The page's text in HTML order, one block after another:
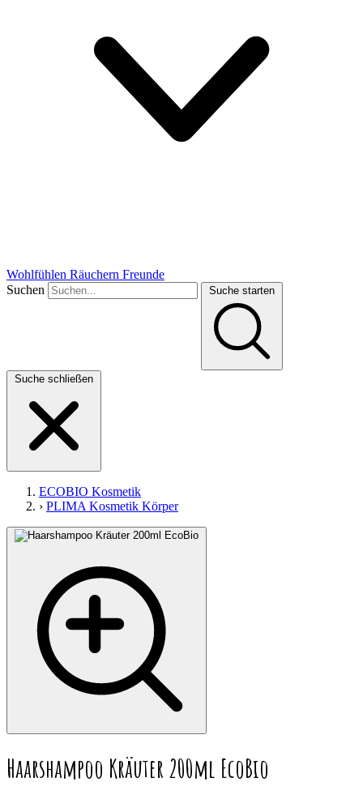
Wohlfühlen Räuchern Freunde
Suchen
Suche starten
Suche schließen
ECOBIO Kosmetik
› PLIMA Kosmetik Körper
Haarshampoo Kräuter 200ml EcoBio